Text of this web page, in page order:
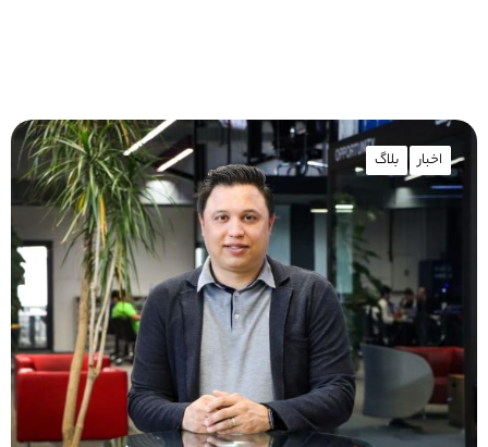
اخبار بلاگ